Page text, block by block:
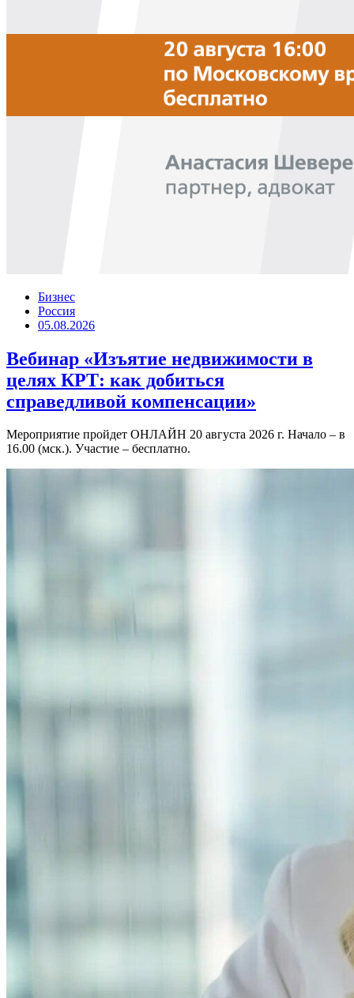
Бизнес
Россия
05.08.2026
Вебинар «Изъятие недвижимости в
целях КРТ: как добиться
справедливой компенсации»
Мероприятие пройдет ОНЛАЙН 20 августа 2026 г. Начало – в
16.00 (мск.). Участие – бесплатно.